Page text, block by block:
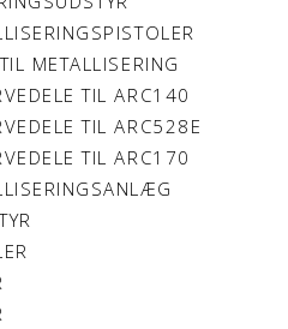
METALLISERING
TIL ARC140
TIL ARC528E
TIL ARC170